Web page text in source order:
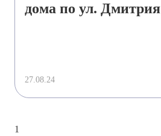
дома по ул. Дмитрия
27.08.24
1